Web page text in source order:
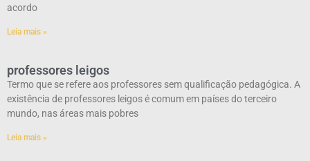
acordo
Leia mais »
professores leigos
Termo que se refere aos professores sem qualificação pedagógica. A
existência de professores leigos é comum em países do terceiro
mundo, nas áreas mais pobres
Leia mais »